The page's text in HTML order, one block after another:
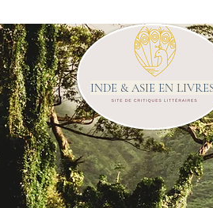
INDE & ASIE EN